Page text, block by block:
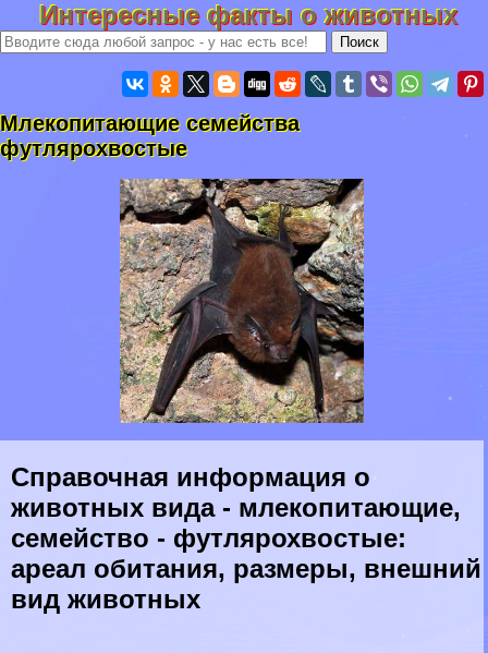
Интересные факты о животных
Млекопитающие семейства
футлярохвостые
Справочная информация о
животных вида - млекопитающие,
семейство - футлярохвостые:
ареал обитания, размеры, внешний
вид животных